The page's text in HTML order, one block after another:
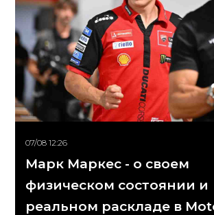
07/08 12:26
Марк Маркес - о своем
физическом состоянии и
реальном раскладе в